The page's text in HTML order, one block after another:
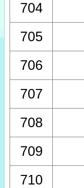
704
705
706
707
708
709
710